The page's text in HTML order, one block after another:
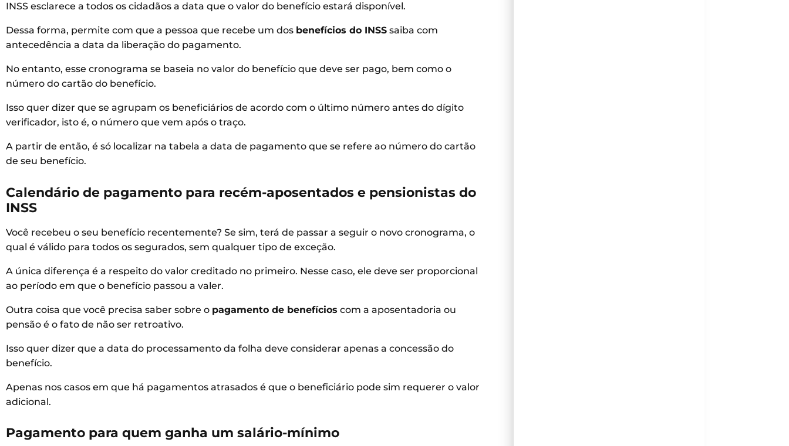
INSS esclarece a todos os cidadãos a data que o valor do benefício estará disponível.
Dessa forma, permite com que a pessoa que recebe um dos benefícios do INSS saiba com
antecedência a data da liberação do pagamento.
No entanto, esse cronograma se baseia no valor do benefício que deve ser pago, bem como o
número do cartão do benefício.
Isso quer dizer que se agrupam os beneficiários de acordo com o último número antes do dígito
verificador, isto é, o número que vem após o traço.
A partir de então, é só localizar na tabela a data de pagamento que se refere ao número do cartão
de seu benefício.
Calendário de pagamento para recém-aposentados e pensionistas do
INSS
Você recebeu o seu benefício recentemente? Se sim, terá de passar a seguir o novo cronograma, o
qual é válido para todos os segurados, sem qualquer tipo de exceção.
A única diferença é a respeito do valor creditado no primeiro. Nesse caso, ele deve ser proporcional
ao período em que o benefício passou a valer.
Outra coisa que você precisa saber sobre o pagamento de benefícios com a aposentadoria ou
pensão é o fato de não ser retroativo.
Isso quer dizer que a data do processamento da folha deve considerar apenas a concessão do
benefício.
Apenas nos casos em que há pagamentos atrasados é que o beneficiário pode sim requerer o valor
adicional.
Pagamento para quem ganha um salário-mínimo